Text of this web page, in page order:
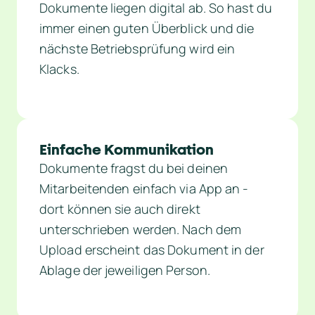
Dokumente liegen digital ab. So hast du
immer einen guten Überblick und die
nächste Betriebsprüfung wird ein
Klacks.
Einfache Kommunikation
Dokumente fragst du bei deinen
Mitarbeitenden einfach via App an -
dort können sie auch direkt
unterschrieben werden. Nach dem
Upload erscheint das Dokument in der
Ablage der jeweiligen Person.